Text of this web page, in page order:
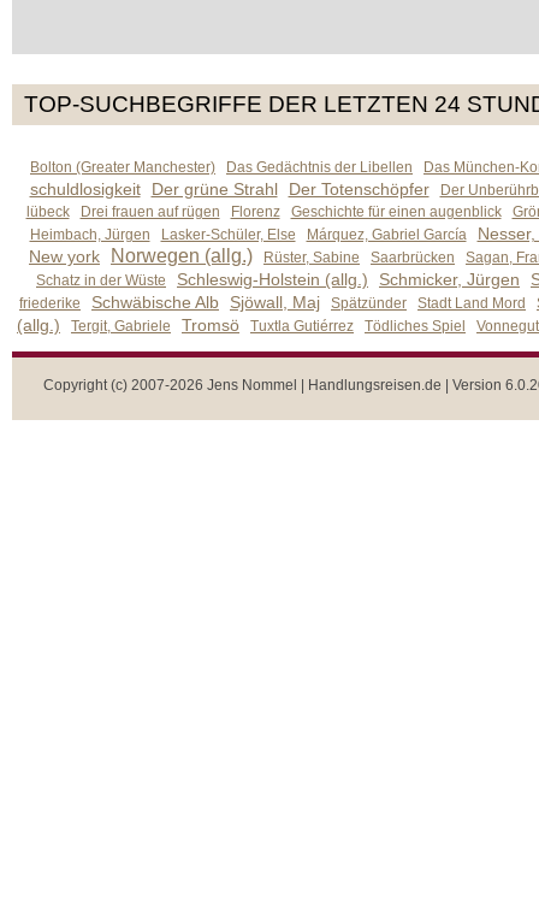
TOP-SUCHBEGRIFFE DER LETZTEN 24
Bolton (Greater Manchester) Das Gedächtnis der Libellen Das München-
schuldlosigkeit Der grüne Strahl Der Totenschöpfer
Der
lübeck
Drei frauen auf rügen Florenz Geschichte für einen augenblick
Heimbach, Jürgen
Lasker-Schüler, Else Márquez, Gabriel García
New york
Norwegen (allg.) Rüster, Sabine Saarbrücken
Sagan,
Schatz in der Wüste
Schleswig-Holstein (allg.) Schmicker, Jürgen
friederike Schwäbische Alb Sjöwall, Maj Spätzünder Stadt Land Mord
(allg.) Tergit, Gabriele Tromsö Tuxtla Gutiérrez Tödliches Spiel
Copyright (c) 2007-2026 Jens Nommel | Handlungsreisen.de | Version